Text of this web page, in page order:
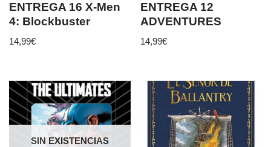
ENTREGA 16 X-Men
4: Blockbuster
14,99€
ENTREGA 12
ADVENTURES
14,99€
SIN EXISTENCIAS